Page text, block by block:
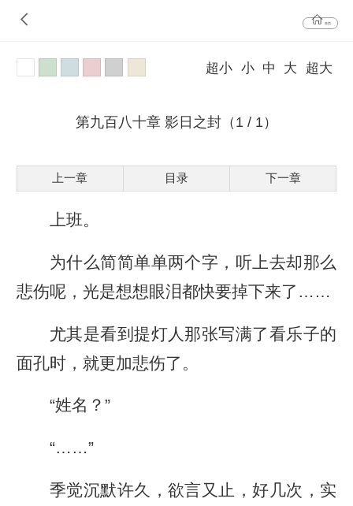
首页
超小 小 中 大 超大
第九百八十章 影日之封（1 / 1）
上一章 目录 下一章
上班。
为什么简简单单两个字，听上去却那么
悲伤呢，光是想想眼泪都快要掉下来了……
尤其是看到提灯人那张写满了看乐子的
面孔时，就更加悲伤了。
“姓名？”
“……”
季觉沉默许久，欲言又止，好几次，实